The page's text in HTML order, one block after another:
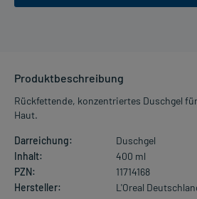
Produktbeschreibung
Rückfettende, konzentriertes Duschgel
Haut.
Darreichung:
Duschgel
Inhalt:
400 ml
PZN:
11714168
Hersteller:
L'Oreal